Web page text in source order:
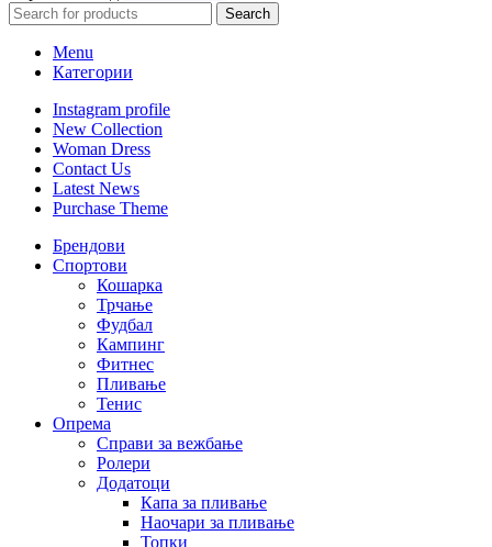
Search
Menu
Категории
Instagram profile
New Collection
Woman Dress
Contact Us
Latest News
Purchase Theme
Брендови
Спортови
Кошарка
Трчање
Фудбал
Кампинг
Фитнес
Пливање
Тенис
Опрема
Справи за вежбање
Ролери
Додатоци
Капа за пливање
Наочари за пливање
Топки